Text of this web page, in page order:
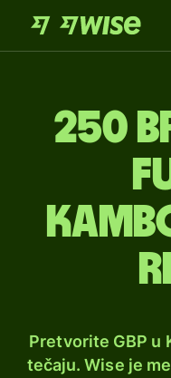
250
Pretvorite GBP u
tečaju. Wise je